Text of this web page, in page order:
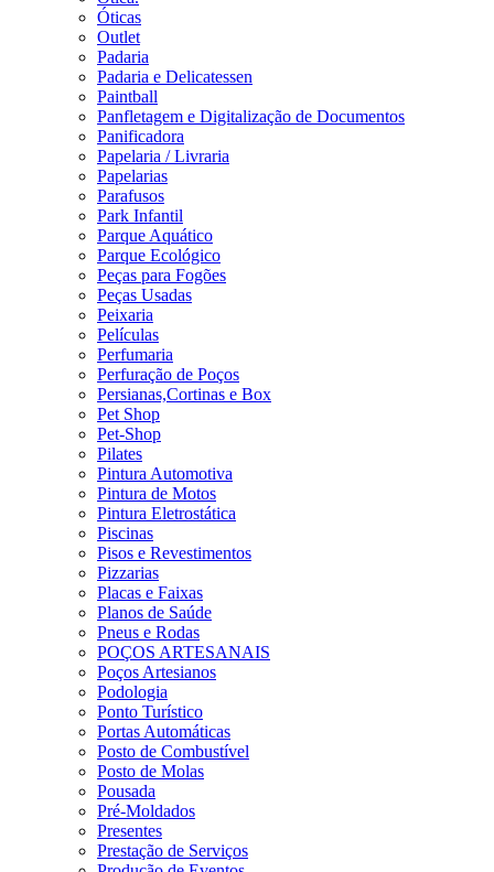
Óticas
Outlet
Padaria
Padaria e Delicatessen
Paintball
Panfletagem e Digitalização de Documentos
Panificadora
Papelaria / Livraria
Papelarias
Parafusos
Park Infantil
Parque Aquático
Parque Ecológico
Peças para Fogões
Peças Usadas
Peixaria
Películas
Perfumaria
Perfuração de Poços
Persianas,Cortinas e Box
Pet Shop
Pet-Shop
Pilates
Pintura Automotiva
Pintura de Motos
Pintura Eletrostática
Piscinas
Pisos e Revestimentos
Pizzarias
Placas e Faixas
Planos de Saúde
Pneus e Rodas
POÇOS ARTESANAIS
Poços Artesianos
Podologia
Ponto Turístico
Portas Automáticas
Posto de Combustível
Posto de Molas
Pousada
Pré-Moldados
Presentes
Prestação de Serviços